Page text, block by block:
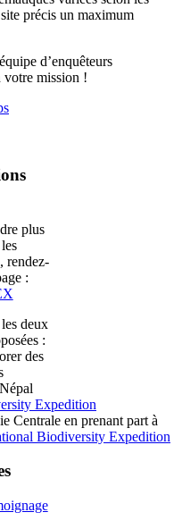
précis un maximum
d’enquêteurs
votre mission !
plus
rendez-
:
deux
:
des
Expedition
Centrale en prenant part à
Biodiversity Expedition